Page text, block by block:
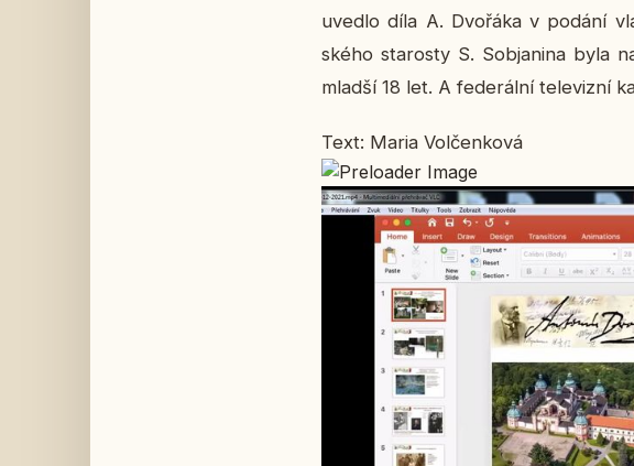
uvedlo díla A. Dvo­řá­ka v podání
ské­ho sta­ros­ty S. Sob­ja­ni­na byla
mladší 18 let. A fe­de­rál­ní te­le­viz­ní
Text: Maria Vol­čen­ko­vá